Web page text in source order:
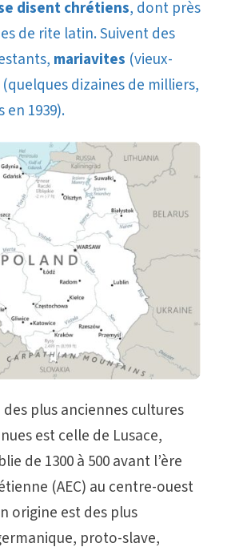
disent chrétiens, dont près
de rite latin. Suivent des
mariavites (vieux-
dizaines de milliers,
1939).
des plus anciennes cultures
est celle de Lusace,
de 1300 à 500 avant l’ère
(AEC) au centre-ouest
origine est des plus
proto-slave,